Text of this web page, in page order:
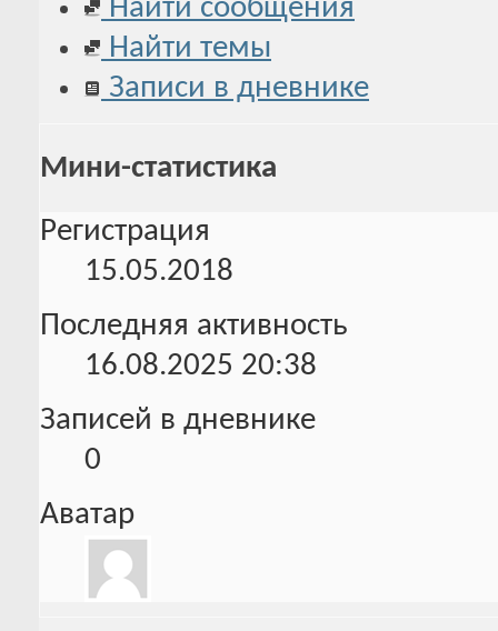
Найти сообщения
Найти темы
Записи в дневнике
Мини-статистика
Регистрация
15.05.2018
Последняя активность
16.08.2025 20:38
Записей в дневнике
0
Аватар